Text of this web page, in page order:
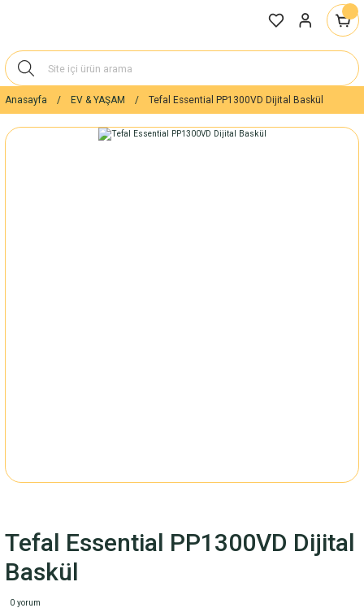
Anasayfa EV & YAŞAM Tefal Essential PP1300VD Dijital Baskül
Tefal Essential PP1300VD Dijital
Baskül
0 yorum